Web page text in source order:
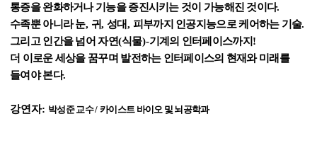
통증을 완화하거나 기능을 증진시키는 것이 가능해진 것이다.
수족뿐 아니라 눈, 귀,성대, 피부까지 인공지능으로 케어하는 기술.
그리고 인간을 넘어 자연(식물)-기계의 인터페이스까지 !
더 이로운 세상을 꿈꾸며 발전하는 인터페이스의 현재와 미래를
들여야 본다.
강연자: 박성준 교수/카이스트 바이오 및 뇌공학과